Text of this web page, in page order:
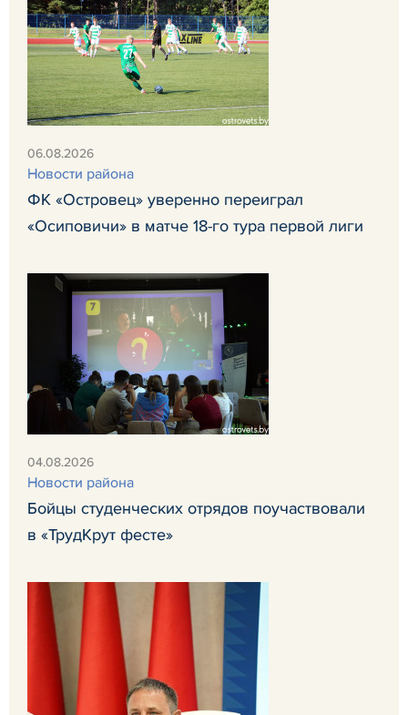
06.08.2026
Новости района
ФК «Островец» уверенно переиграл
«Осиповичи» в матче 18-го тура первой лиги
04.08.2026
Новости района
Бойцы студенческих отрядов поучаствовали
в «ТрудКрут фесте»